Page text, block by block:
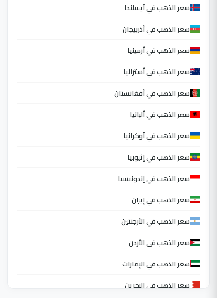
سعر الذهب في آيسلندا
سعر الذهب في أذربيجان
سعر الذهب في أرمينيا
سعر الذهب في أستراليا
سعر الذهب في أفغانستان
سعر الذهب في ألبانيا
سعر الذهب في أوكرانيا
سعر الذهب في إثيوبيا
سعر الذهب في إندونيسيا
سعر الذهب في إيران
سعر الذهب في الأرجنتين
سعر الذهب في الأردن
سعر الذهب في الإمارات
سعر الذهب في البحرين